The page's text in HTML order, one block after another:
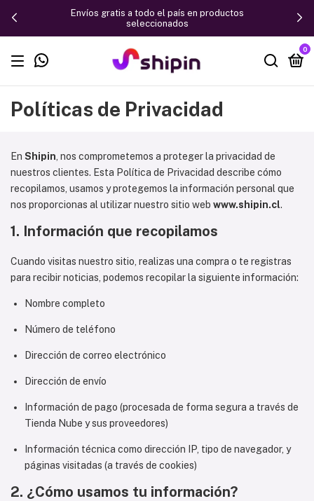
Envíos gratis a todo el país en productos
seleccionados
0
Políticas de Privacidad
En Shipin , nos comprometemos a proteger la privacidad de
nuestros clientes. Esta Política de Privacidad describe cómo
recopilamos, usamos y protegemos la información personal que
nos proporcionas al utilizar nuestro sitio web www.shipin.cl.
1. Información que recopilamos
Cuando visitas nuestro sitio, realizas una compra o te registras
para recibir noticias, podemos recopilar la siguiente información:
Nombre completo
Número de teléfono
Dirección de correo electrónico
Dirección de envío
Información de pago (procesada de forma segura a través de
Tienda Nube y sus proveedores)
Información técnica como dirección IP, tipo de navegador, y
páginas visitadas (a través de cookies)
2. ¿Cómo usamos tu información?